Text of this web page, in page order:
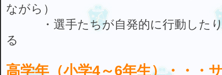
ながら）
・選手たちが自発的に行動したり
る
高学年（小学4～6年生）・・・